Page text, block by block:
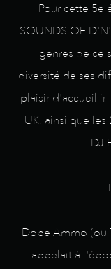
Pour cette 5e
SOUNDS OF
genres de ce
diversité de ses
plaisir d'accueillir
UK, ainsi que
DJ
Dope Ammo (ou
appelait à